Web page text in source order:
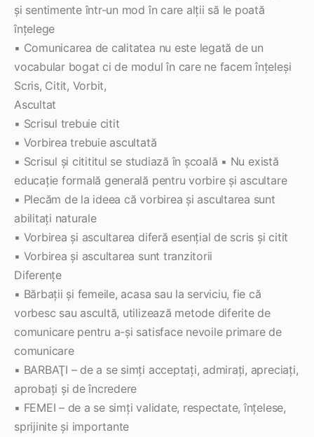
şi sentimente într-un mod în care alţii să le poată
înţelege
▪ Comunicarea de calitatea nu este legată de un
vocabular bogat ci de modul în care ne facem înţeleşi
Scris, Citit, Vorbit,
Ascultat
▪ Scrisul trebuie citit
▪ Vorbirea trebuie ascultată
▪ Scrisul şi citititul se studiază în şcoală ▪ Nu există
educaţie formală generală pentru vorbire şi ascultare
▪ Plecăm de la ideea că vorbirea şi ascultarea sunt
abilitaţi naturale
▪ Vorbirea şi ascultarea diferă esenţial de scris şi citit
▪ Vorbirea şi ascultarea sunt tranzitorii
Diferenţe
▪ Bărbaţii şi femeile, acasa sau la serviciu, fie că
vorbesc sau ascultă, utilizează metode diferite de
comunicare pentru a-şi satisface nevoile primare de
comunicare
▪ BARBAŢI – de a se simţi acceptaţi, admiraţi, apreciaţi,
aprobaţi şi de încredere
▪ FEMEI – de a se simţi validate, respectate, înţelese,
sprijinite şi importante